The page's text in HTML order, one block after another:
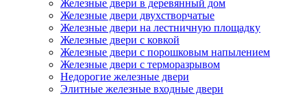
Железные двери в деревянный дом
Железные двери двухстворчатые
Железные двери на лестничную площадку
Железные двери с ковкой
Железные двери с порошковым напылением
Железные двери с терморазрывом
Недорогие железные двери
Элитные железные входные двери